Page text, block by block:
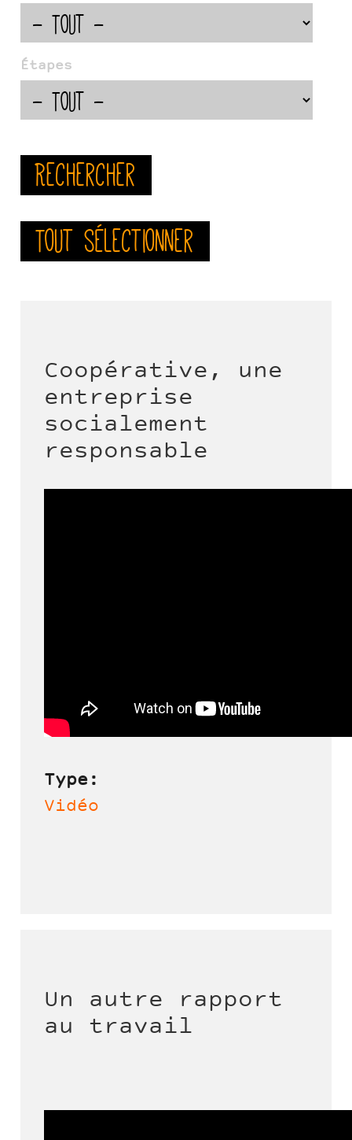
Étapes
Rechercher
Tout sélectionner
Coopérative, une
entreprise
socialement
responsable
Type:
Vidéo
Un autre rapport
au travail